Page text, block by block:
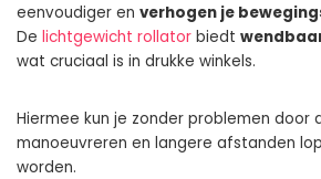
eenvoudiger en verhogen je
De lichtgewicht rollator biedt
wat cruciaal is in drukke winkels.
Hiermee kun je zonder problemen door
manoeuvreren en langere afstanden
worden.